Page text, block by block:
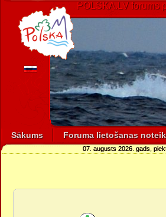
POLSKA.LV forums
Sākums Foruma lietošanas
07. augusts 2026. gads,